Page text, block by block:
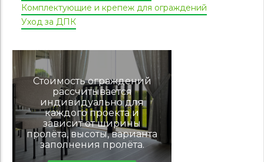
Комплектующие и крепеж для ограждений
Уход за ДПК
Стоимость ограждений
рассчитывается
индивидуально для
каждого проекта и
зависит от ширины
пролёта, высоты, варианта
заполнения пролёта.